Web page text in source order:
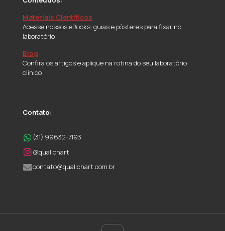
Materiais Científicos
Acesse nossos eBooks, guias e pôsteres para fixar no
laboratório
Blog
Confira os artigos e aplique na rotina do seu laboratório
clínico
Contato:
(31) 99632-7193
@qualichart
contato@qualichart.com.br